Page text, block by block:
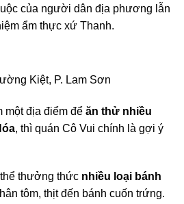
của người dân địa phương lẫn
ẩm thực xứ Thanh.
Kiệt, P. Lam Sơn
một địa điểm để ăn thử nhiều
, thì quán Cô Vui chính là gợi ý
thưởng thức nhiều loại bánh
tôm, thịt đến bánh cuốn trứng.